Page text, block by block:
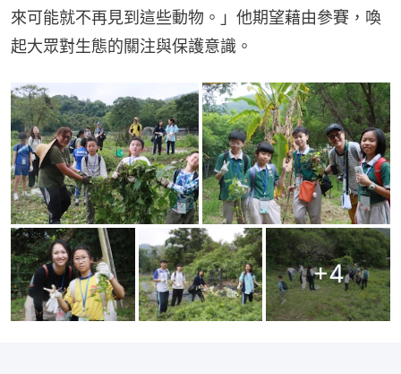
來可能就不再見到這些動物。」他期望藉由參賽，喚
起大眾對生態的關注與保護意識。
+4